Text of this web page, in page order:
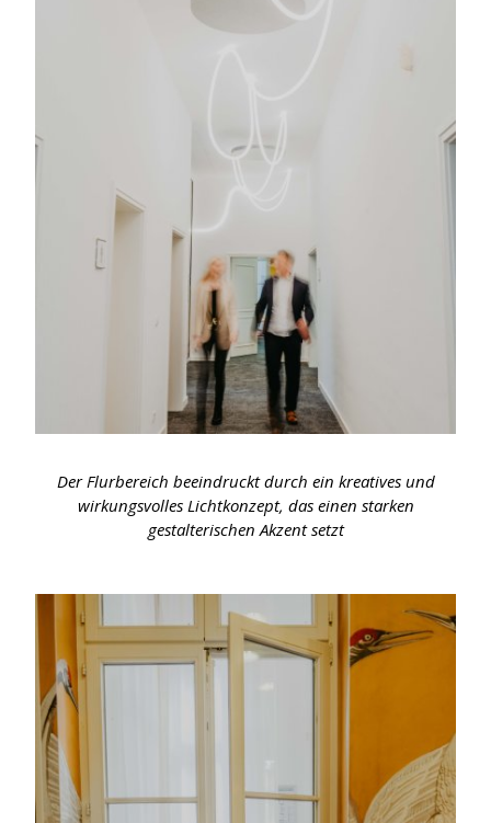
Der Flurbereich beeindruckt durch ein kreatives und
wirkungsvolles Lichtkonzept, das einen starken
gestalterischen Akzent setzt